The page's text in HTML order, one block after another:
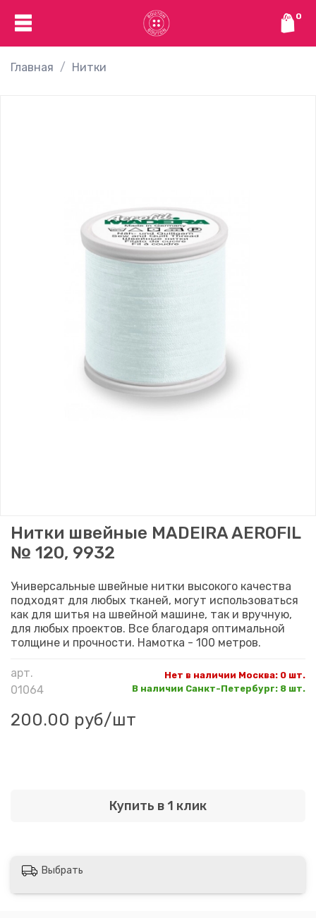
0
Главная Нитки
арт.
01064
Нет в наличии Москва: 0 шт.
В наличии Санкт-Петербург: 8 шт.
Нитки швейные MADEIRA AEROFIL
№ 120, 9932
200.00 руб/шт
Купить в 1 клик
Универсальные швейные нитки высокого качества
подходят для любых тканей, могут использоваться
как для шитья на швейной машине, так и вручную,
для любых проектов. Все благодаря оптимальной
толщине и прочности. Намотка - 100 метров.
Выбрать